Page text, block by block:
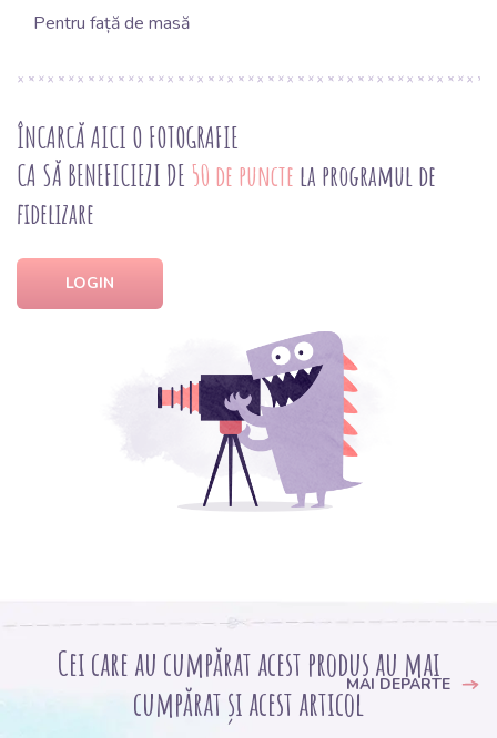
Pentru față de masă
ÎNCARCĂ AICI O FOTOGRAFIE
CA SĂ BENEFICIEZI DE 50 de puncte la programul de
fidelizare
LOGIN
Cei care au cumpărat acest produs au mai
cumpărat și acest articolMAI DEPARTE